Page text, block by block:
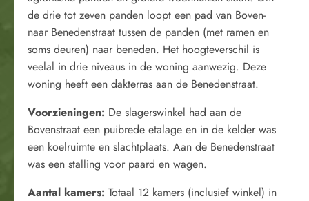
de drie tot zeven panden loopt een pad van Boven-
naar Benedenstraat tussen de panden (met ramen en
soms deuren) naar beneden. Het hoogteverschil is
veelal in drie niveaus in de woning aanwezig. Deze
woning heeft een dakterras aan de Benedenstraat.
Voorzieningen: De slagerswinkel had aan de
Bovenstraat een puibrede etalage en in de kelder was
een koelruimte en slachtplaats. Aan de Benedenstraat
was een stalling voor paard en wagen.
Aantal kamers: Totaal 12 kamers (inclusief winkel) in